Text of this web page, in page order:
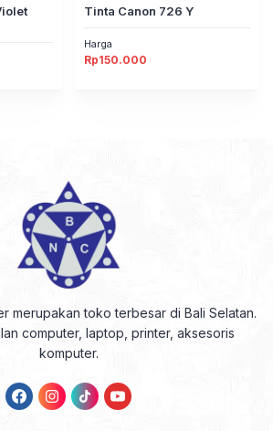
Tinta Canon 726 Y
Harga
Rp150.000
merupakan toko terbesar di Bali Selatan.
computer, laptop, printer, aksesoris
komputer.